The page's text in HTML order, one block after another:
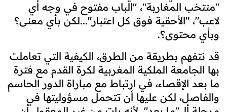
"منتخب المغاربة"، "الباب مفتوح في وجه أي
لاعب"، "الأحقية فوق كل اعتبار"...لكن بأي معنى؟
وبأي محتوى؟.
قد نتفهم بطريقة من الطرق، الكيفية التي تعاملت
بها الجامعة الملكية المغربية لكرة القدم مع فترة
ما بعد الإقصاء، في ارتباط مع مباراة الدور الحاسم
والفاصل، لكن عليها أن تتحمل مسؤوليتها في